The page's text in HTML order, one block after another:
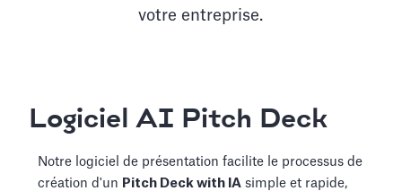
votre entreprise.
Logiciel AI Pitch Deck
Notre logiciel de présentation facilite le processus de
création d'un Pitch Deck with IA simple et rapide,